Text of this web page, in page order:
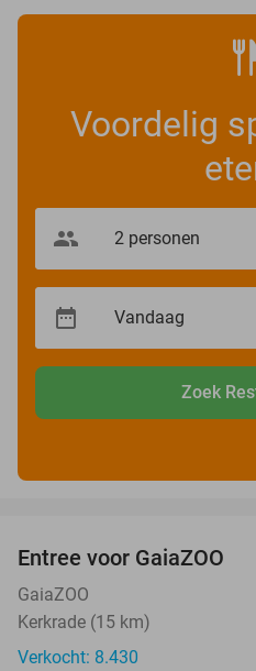
Voordelig
Zoek
Entree voor GaiaZOO
GaiaZOO
Kerkrade (15 km)
Verkocht: 8.430